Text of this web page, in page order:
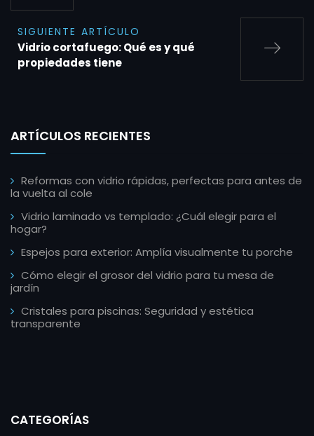
SIGUIENTE ARTÍCULO
Vidrio cortafuego: Qué es y qué
propiedades tiene
ARTÍCULOS RECIENTES
Reformas con vidrio rápidas, perfectas para antes de
la vuelta al cole
Vidrio laminado vs templado: ¿Cuál elegir para el
hogar?
Espejos para exterior: Amplía visualmente tu porche
Cómo elegir el grosor del vidrio para tu mesa de
jardín
Cristales para piscinas: Seguridad y estética
transparente
CATEGORÍAS